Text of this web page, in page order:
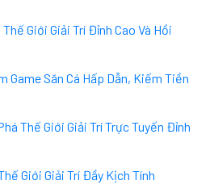
Giới Giải Trí Đỉnh Cao Và Hồi
Game Săn Cá Hấp Dẫn, Kiếm Tiền
Thế Giới Giải Trí Trực Tuyến Đỉnh
Giới Giải Trí Đầy Kịch Tính